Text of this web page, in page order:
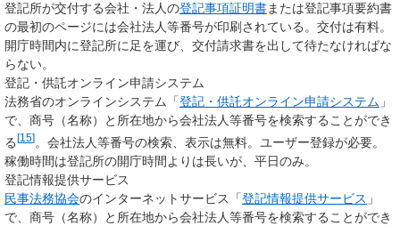
登記所が交付する会社・法人の登記事項証明書または登記事項要約書
の最初のページには会社法人等番号が印刷されている。交付は有料。
開庁時間内に登記所に足を運び、交付請求書を出して待たなければな
らない。
登記・供託オンライン申請システム
法務省のオンラインシステム「登記・供託オンライン申請システム 」
で、商号（名称）と所在地から会社法人等番号を検索することができ
る [15] 。会社法人等番号の検索、表示は無料。ユーザー登録が必要。
稼働時間は登記所の開庁時間よりは長いが、平日のみ。
登記情報提供サービス
民事法務協会のインターネットサービス「登記情報提供サービス 」
で、商号（名称）と所在地から会社法人等番号を検索することができ